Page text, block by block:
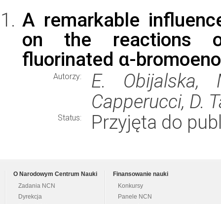
A remarkable
on the reactions
fluorinated α-
Autorzy:
E. Obijalska,
Capperucci, D.
Status: Przyjęta do
O Narodowym Centrum Nauki
Zadania NCN
Dyrekcja
Finansowanie nauki
Konkursy
Panele NCN